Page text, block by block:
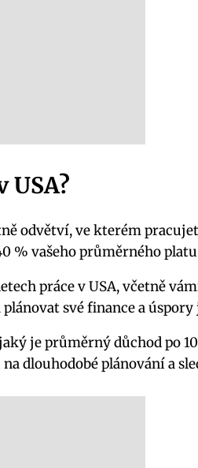
USA?
odvětví, ve kterém
% vašeho průměrného
práce v USA, včetně
své finance a
je průměrný důchod po
dlouhodobé plánování a